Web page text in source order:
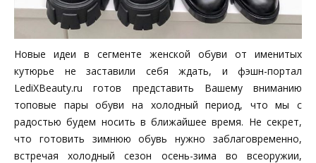
Новые идеи в сегменте женской обуви от именитых
кутюрье не заставили себя ждать, и фэшн-портал
LediXBeauty.ru готов представить Вашему вниманию
топовые пары обуви на холодный период, что мы с
радостью будем носить в ближайшее время. Не секрет,
что готовить зимнюю обувь нужно заблаговременно,
встречая холодный сезон осень-зима во всеоружии,